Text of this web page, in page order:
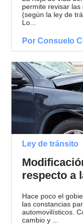
permite revisar
(según la ley de
Lo...
Por Consuelo
Ley de tránsito
respecto a
Hace poco el
las constancias
automovilísticos.
cambio y ...